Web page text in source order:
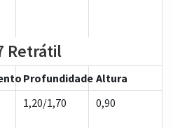
Retrátil
Profundidade Altura
1,20/1,70 0,90